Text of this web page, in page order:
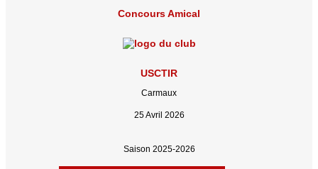
Concours Amical
USCTIR
Carmaux
25 Avril 2026
Saison 2025-2026